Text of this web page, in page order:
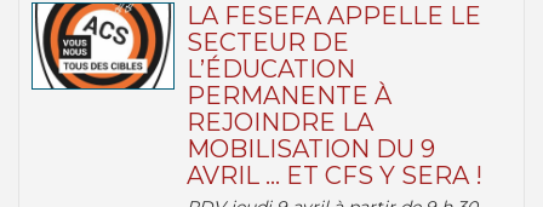
LA FESEFA APPELLE LE
SECTEUR DE
L’ÉDUCATION
PERMANENTE À
REJOINDRE LA
MOBILISATION DU 9
AVRIL … ET CFS Y SERA !